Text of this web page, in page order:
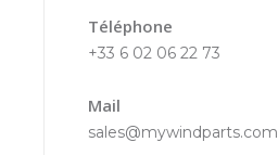
Téléphone
+33 6 02 06 22 73
Mail
sales@mywindparts.com